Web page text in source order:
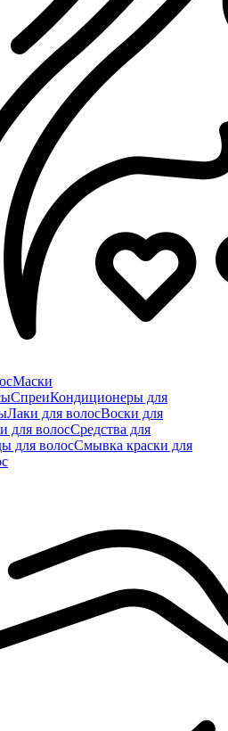
Маски
СпреиКондиционеры для
Лаки для волосВоски для
для волосСредства для
для волосСмывка краски для